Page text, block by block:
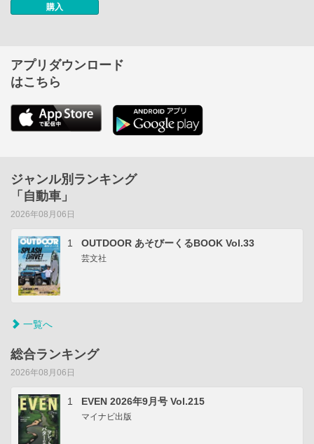
購入
アプリダウンロード
はこちら
ジャンル別ランキング
「自動車」
2026年08月06日
1 OUTDOOR あそびーくるBOOK Vol.33
芸文社
一覧へ
総合ランキング
2026年08月06日
1 EVEN 2026年9月号 Vol.215
マイナビ出版